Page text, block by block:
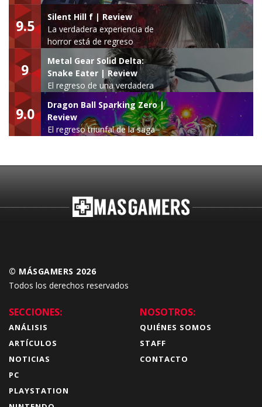
9.5
Silent Hill f | Review
La verdadera experiencia de
horror está de regreso
9
Metal Gear Solid Delta:
Snake Eater | Review
El regreso de una verdadera
leyenda
9.0
Dragon Ball Sparking Zero |
Review
El regreso triunfal de la saga
© MÁSGAMERS 2026
Todos los derechos reservados
SECCIONES:
ANÁLISIS
ARTÍCULOS
NOTICIAS
PC
PLAYSTATION
NOSOTROS:
QUIÉNES SOMOS
STAFF
CONTACTO